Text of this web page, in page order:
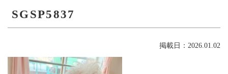
SGSP5837
掲載日：2026.01.02